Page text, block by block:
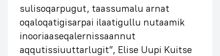
sulisoqarpugut, taassumalu arnat
oqaloqatigisarpai ilaatigullu nutaamik
inooriaaseqalernissaannut
aqqutissiuuttarlugit”, Elise Uupi Kuitse